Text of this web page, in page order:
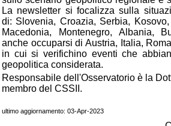
La newsletter si focalizza sulla
di: Slovenia, Croazia, Serbia,
Macedonia, Montenegro, Albania,
anche occuparsi di Austria, Italia,
in cui si verifichino eventi che
geopolitica considerata.
Responsabile dell'Osservatorio è la
membro del CSSII.
ultimo aggiornamento: 03-Apr-2023